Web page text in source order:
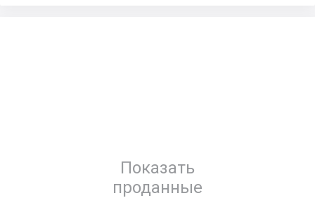
Показать
проданные